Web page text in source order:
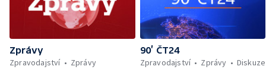
Zprávy
Zpravodajství
Zprávy
90’ ČT24
Zpravodajství
Zprávy Diskuze